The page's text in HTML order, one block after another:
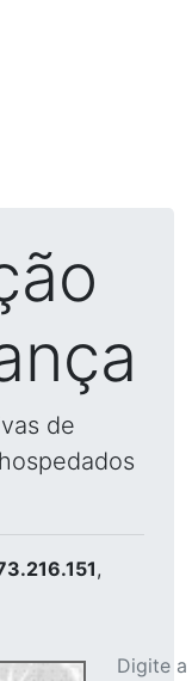
de
,
Digite